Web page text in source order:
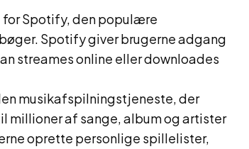
for Spotify, den populære
Spotify giver brugerne adgang
streames online eller downloades
musikafspilningstjeneste, der
millioner af sange, album og artister
oprette personlige spillelister,